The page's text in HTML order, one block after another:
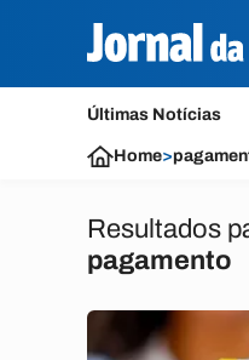
Últimas Notícias
Home>
Resultados
pagamento